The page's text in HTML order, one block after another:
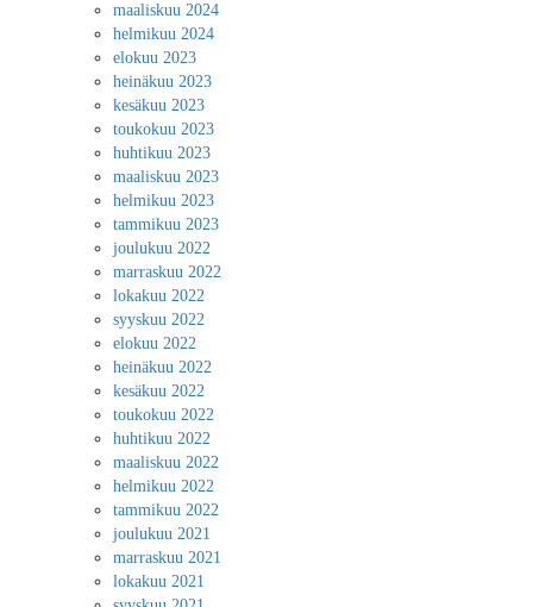
maaliskuu 2024
helmikuu 2024
elokuu 2023
heinäkuu 2023
kesäkuu 2023
toukokuu 2023
huhtikuu 2023
maaliskuu 2023
helmikuu 2023
tammikuu 2023
joulukuu 2022
marraskuu 2022
lokakuu 2022
syyskuu 2022
elokuu 2022
heinäkuu 2022
kesäkuu 2022
toukokuu 2022
huhtikuu 2022
maaliskuu 2022
helmikuu 2022
tammikuu 2022
joulukuu 2021
marraskuu 2021
lokakuu 2021